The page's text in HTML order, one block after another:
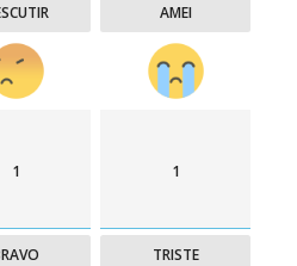
AMEI
1 1
TRISTE